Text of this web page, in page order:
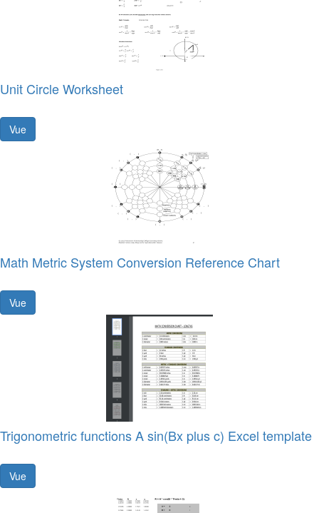
Unit Circle Worksheet
Vue
Math Metric System Conversion Reference Chart
Vue
Trigonometric functions A sin(Bx plus c) Excel template
Vue